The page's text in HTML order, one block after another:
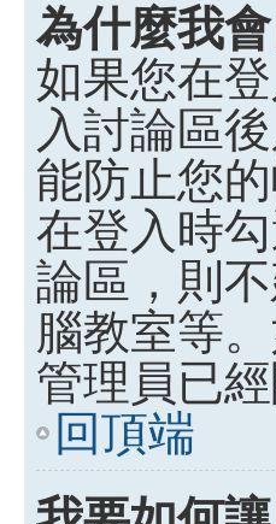
為什麼我
如果您在
入討論區
能防止您
在登入時
論區，則
腦教室等
管理員已
回頂端